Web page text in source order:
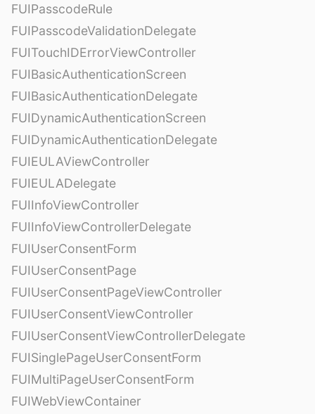
FUIPasscodeRule
FUIPasscodeValidationDelegate
FUITouchIDErrorViewController
FUIBasicAuthenticationScreen
FUIBasicAuthenticationDelegate
FUIDynamicAuthenticationScreen
FUIDynamicAuthenticationDelegate
FUIEULAViewController
FUIEULADelegate
FUIInfoViewController
FUIInfoViewControllerDelegate
FUIUserConsentForm
FUIUserConsentPage
FUIUserConsentPageViewController
FUIUserConsentViewController
FUIUserConsentViewControllerDelegate
FUISinglePageUserConsentForm
FUIMultiPageUserConsentForm
FUIWebViewContainer